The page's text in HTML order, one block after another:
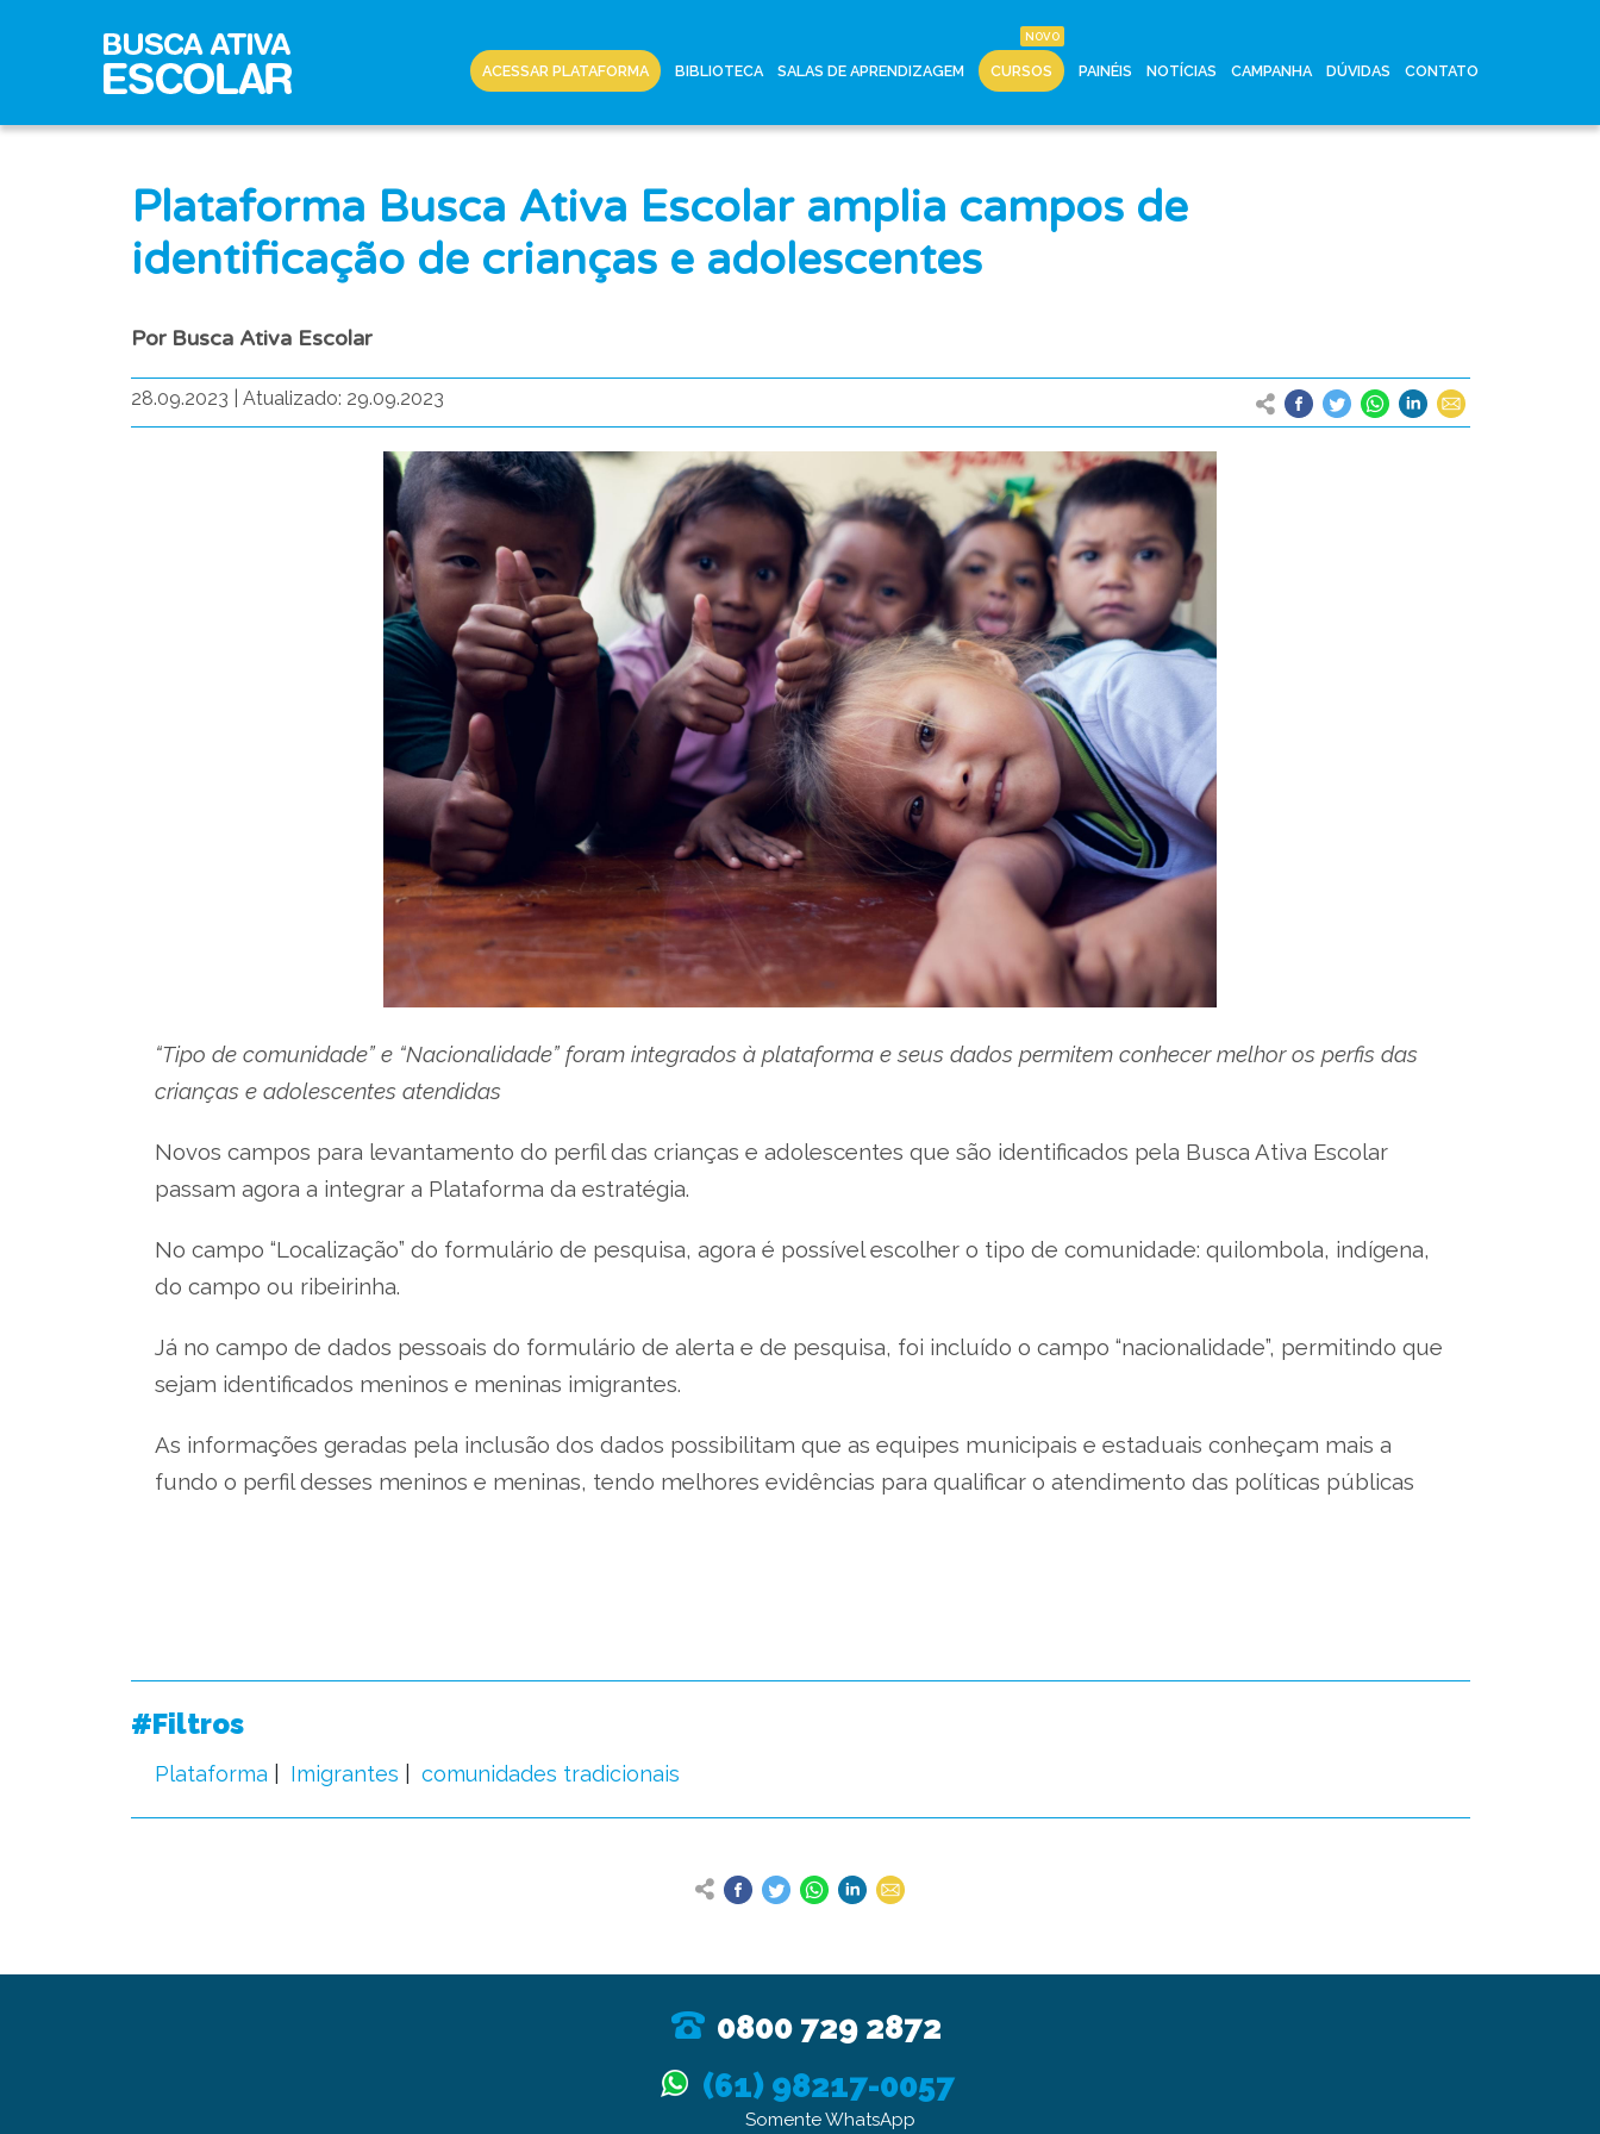
ACESSAR PLATAFORMA BIBLIOTECA SALAS DE APRENDIZAGEM CURSOS PAINÉIS NOTÍCIAS CAMPANHA DÚVIDAS CONTATO
Plataforma Busca Ativa Escolar amplia campos de
identificação de crianças e adolescentes
Por Busca Ativa Escolar
28.09.2023 Atualizado: 29.09.2023
“Tipo de comunidade” e “Nacionalidade” foram integrados à plataforma e seus dados permitem conhecer melhor os perfis das
crianças e adolescentes atendidas
Novos campos para levantamento do perfil das crianças e adolescentes que são identificados pela Busca Ativa Escolar
passam agora a integrar a Plataforma da estratégia.
No campo “Localização” do formulário de pesquisa, agora é possível escolher o tipo de comunidade: quilombola, indígena,
do campo ou ribeirinha.
Já no campo de dados pessoais do formulário de alerta e de pesquisa, foi incluído o campo “nacionalidade”, permitindo que
sejam identificados meninos e meninas imigrantes.
As informações geradas pela inclusão dos dados possibilitam que as equipes municipais e estaduais conheçam mais a
fundo o perfil desses meninos e meninas, tendo melhores evidências para qualificar o atendimento das políticas públicas
#Filtros
Plataforma Imigrantes comunidades tradicionais
0800 729 2872
(61) 98217-0057
Somente WhatsApp